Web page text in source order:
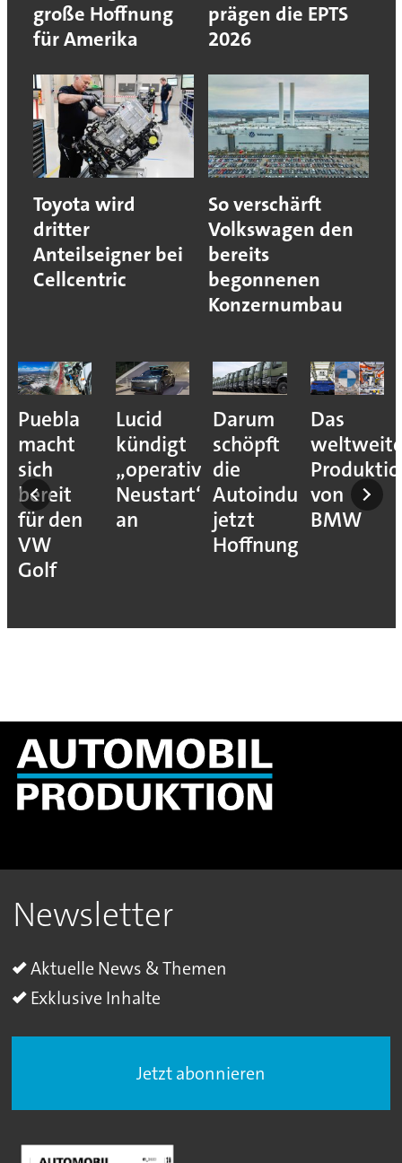
große Hoffnung
für Amerika
prägen die EPTS
2026
Toyota wird
dritter
Anteilseigner bei
Cellcentric
So verschärft
Volkswagen den
bereits
begonnenen
Konzernumbau
Puebla
macht
sich
bereit
für den
VW
Golf
Lucid
kündigt
„operativen
Neustart“
an
Darum
schöpft
die
Autoindustrie
jetzt
Hoffnung
Das
von
BMW
Newsletter
Aktuelle News & Themen
Exklusive Inhalte
Jetzt abonnieren